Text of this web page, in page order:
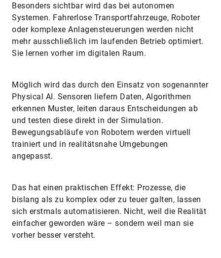
Besonders sichtbar wird das bei autonomen
Systemen. Fahrerlose Transportfahrzeuge, Roboter
oder komplexe Anlagensteuerungen werden nicht
mehr ausschließlich im laufenden Betrieb optimiert.
Sie lernen vorher im digitalen Raum.
Möglich wird das durch den Einsatz von sogenannter
Physical AI. Sensoren liefern Daten, Algorithmen
erkennen Muster, leiten daraus Entscheidungen ab
und testen diese direkt in der Simulation.
Bewegungsabläufe von Robotern werden virtuell
trainiert und in realitätsnahe Umgebungen
angepasst.
Das hat einen praktischen Effekt: Prozesse, die
bislang als zu komplex oder zu teuer galten, lassen
sich erstmals automatisieren. Nicht, weil die Realität
einfacher geworden wäre – sondern weil man sie
vorher besser versteht.